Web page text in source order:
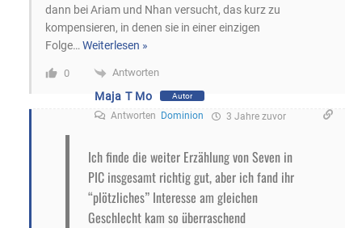
dann bei Ariam und Nhan versucht, das kurz zu
kompensieren, in denen sie in einer einzigen
Folge…Weiterlesen »
0 Antworten
Maja T Mo Autor
Antworten Dominion 3 Jahre zuvor
Ich finde die weiter Erzählung von Seven in
PIC insgesamt richtig gut, aber ich fand ihr
“plötzliches” Interesse am gleichen
Geschlecht kam so überraschend